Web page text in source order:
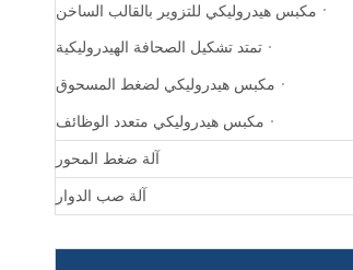
مكبس هيدروليكي للتزوير بالقالب الساخن
تمتد تشكيل الصحافة الهيدروليكية
مكبس هيدروليكي لضغط المسحوق
مكبس هيدروليكي متعدد الوظائف
آلة ضغط المحور
آلة صب الدوار